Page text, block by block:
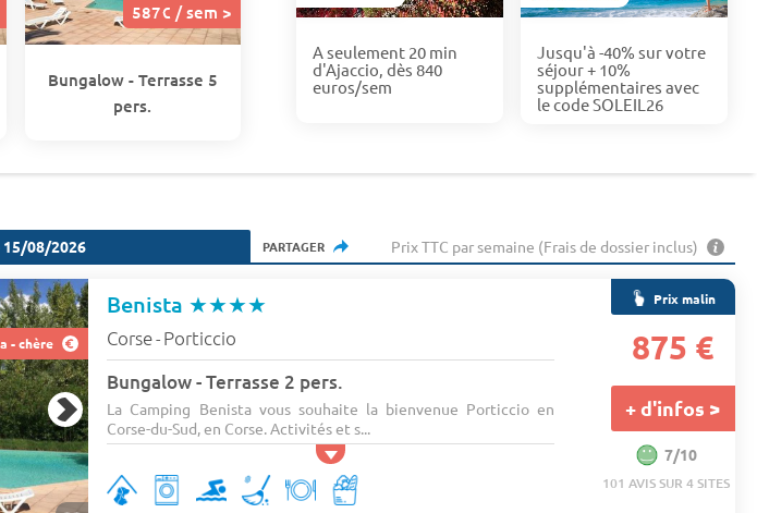
587€ / sem >
Bungalow - Terrasse 5
pers.
A seulement 20 min
d'Ajaccio, dès 840
euros/sem
Jusqu'à -40% sur votre
séjour + 10%
supplémentaires avec
le code SOLEIL26
15/08/2026 PARTAGER Prix TTC par semaine (Frais de dossier inclus)
- chère
Benista ★★★★
Corse- Porticcio
Bungalow - Terrasse 2 pers.
La Camping Benista vous souhaite la bienvenue Porticcio en
Corse-du-Sud, en Corse. Activités et s...
Prix malin
875 €
+ d'infos >
7/10
101 AVIS SUR 4 SITES